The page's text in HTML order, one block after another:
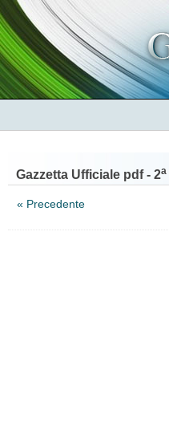
Gazzetta Ufficiale pdf - 2a
« Precedente